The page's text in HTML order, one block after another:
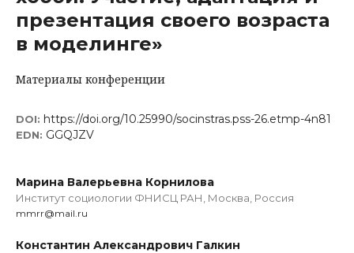
презентация своего возраста
в моделинге»
Материалы конференции
DOI: https://doi.org/10.25990/socinstras.pss-26.etmp-4n81
EDN: GGQJZV
Марина Валерьевна Корнилова
Институт социологии ФНИСЦ РАН, Москва, Россия
mmrr@mail.ru
Константин Александрович Галкин